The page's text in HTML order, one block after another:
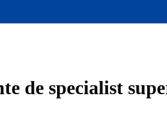
de specialist